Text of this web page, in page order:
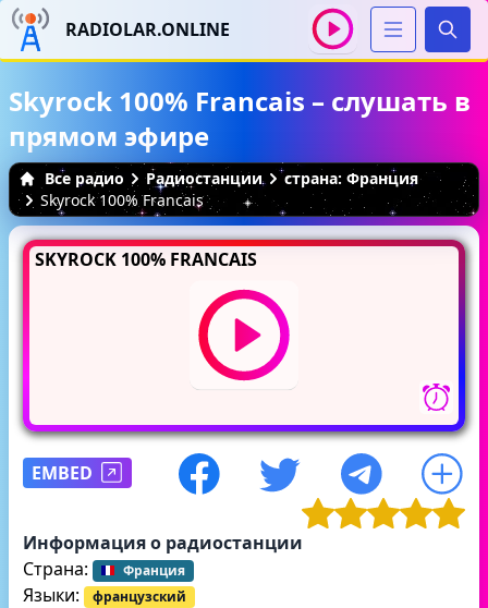
RADIOLAR.ONLINE
Skyrock 100% Francais – слушать в
прямом эфире
Все радио Радиостанции
страна: Франция
Skyrock 100% Francais
SKYROCK 100% FRANCAIS
EMBED
Информация о радиостанции
Страна:
Франция
Языки: французский